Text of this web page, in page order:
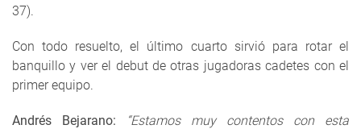
37).
Con todo resuelto, el último cuarto sirvió para rotar el
banquillo y ver el debut de otras jugadoras cadetes con el
primer equipo.
Andrés Bejarano:
“Estamos muy contentos con esta